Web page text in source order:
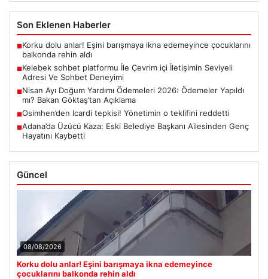
Son Eklenen Haberler
■Korku dolu anlar! Eşini barışmaya ikna edemeyince çocuklarını
balkonda rehin aldı
■Kelebek sohbet platformu İle Çevrim içi İletişimin Seviyeli
Adresi Ve Sohbet Deneyimi
■Nisan Ayı Doğum Yardımı Ödemeleri 2026: Ödemeler Yapıldı
mı? Bakan Göktaş’tan Açıklama
■Osimhen’den Icardi tepkisi! Yönetimin o teklifini reddetti
■Adana’da Üzücü Kaza: Eski Belediye Başkanı Ailesinden Genç
Hayatını Kaybetti
Güncel
08/08/2026
Korku dolu anlar! Eşini barışmaya ikna edemeyince
çocuklarını balkonda rehin aldı